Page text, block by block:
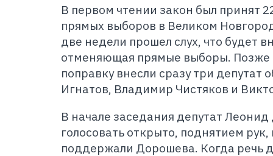
В первом чтении закон был принят
прямых выборов в Великом
две недели прошел слух, что будет
отменяющая прямые выборы. Позже
поправку внесли сразу три
Игнатов, Владимир Чистяков и
В начале заседания депутат
голосовать открыто, поднятием рук,
поддержали Дорошева. Когда речь